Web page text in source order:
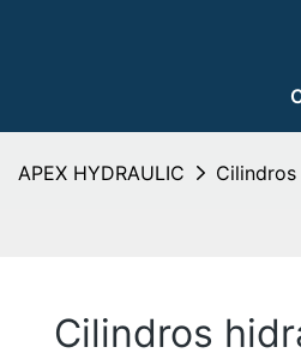
APEX HYDRAULIC
Cilindros